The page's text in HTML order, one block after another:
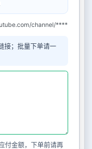
channel/****
接；批量下单请一
付金额，下单前请再